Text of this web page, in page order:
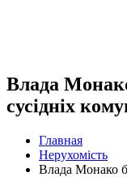
Влада
сусідніх
Главная
Нерухомість
Влада Монако